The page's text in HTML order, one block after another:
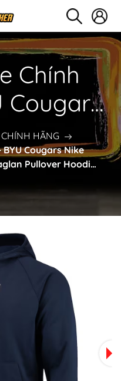
Chính
Cougars
Raglan
040
HÃNG
Cougars Nike
Pullover Hoodie